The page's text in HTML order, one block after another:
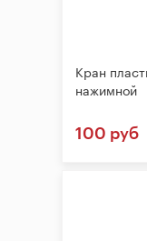
Кран
нажимной
100 руб